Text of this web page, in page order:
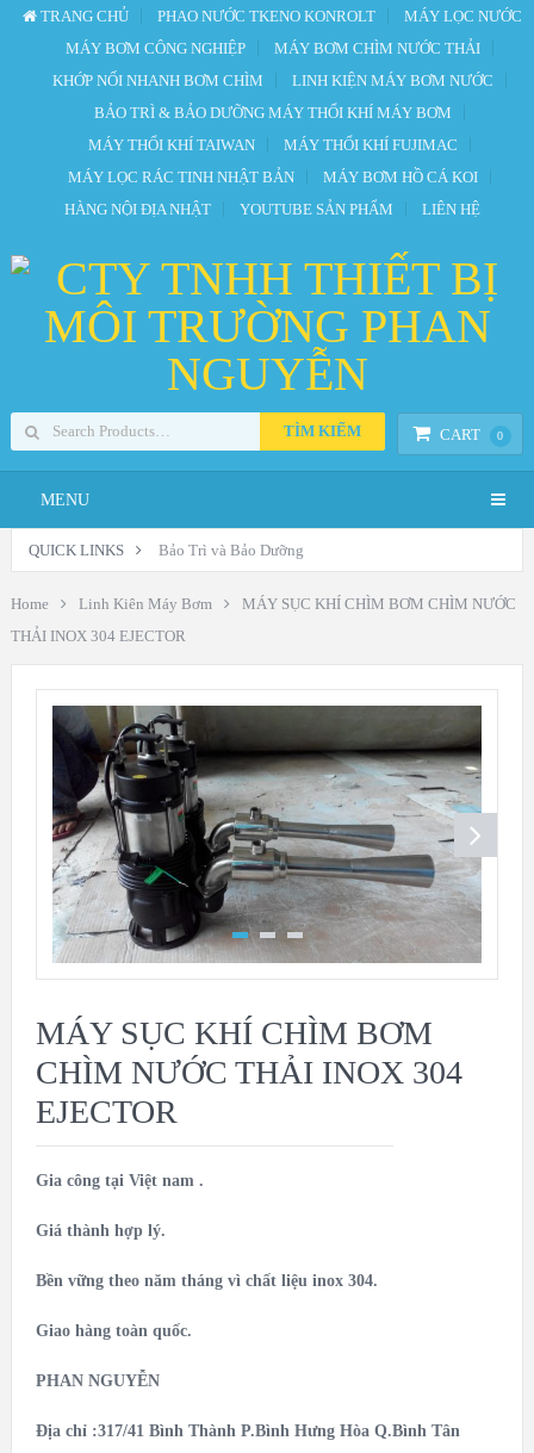
TRANG CHỦ PHAO NƯỚC TKENO KONROLT
MÁY LỌC NƯỚC
MÁY BƠM CÔNG NGHIỆP
MÁY BƠM CHÌM NƯỚC THẢI
KHỚP NỐI NHANH BƠM CHÌM
LINH KIỆN MÁY BƠM NƯỚC
BẢO TRÌ & BẢO DƯỠNG MÁY THỔI KHÍ MÁY BƠM
MÁY THỔI KHÍ TAIWAN
MÁY THỔI KHÍ FUJIMAC
MÁY LỌC RÁC TINH NHẬT BẢN
MÁY BƠM HỒ CÁ KOI
HÀNG NỘI ĐỊA NHẬT
YOUTUBE SẢN PHẨM LIÊN HỆ
CART 0
TÌM KIẾM
MENU
QUICK LINKS Bảo Trì và Bảo Dưỡng
Home Linh Kiên Máy Bơm
MÁY SỤC KHÍ CHÌM BƠM CHÌM NƯỚC
THẢI INOX 304 EJECTOR
MÁY SỤC KHÍ CHÌM BƠM
CHÌM NƯỚC THẢI INOX 304
EJECTOR
Gia công tại Việt nam .
Giá thành hợp lý.
Bền vững theo năm tháng vì chất liệu inox 304.
Giao hàng toàn quốc.
PHAN NGUYỄN
Địa chỉ :317/41 Bình Thành P.Bình Hưng Hòa Q.Bình Tân